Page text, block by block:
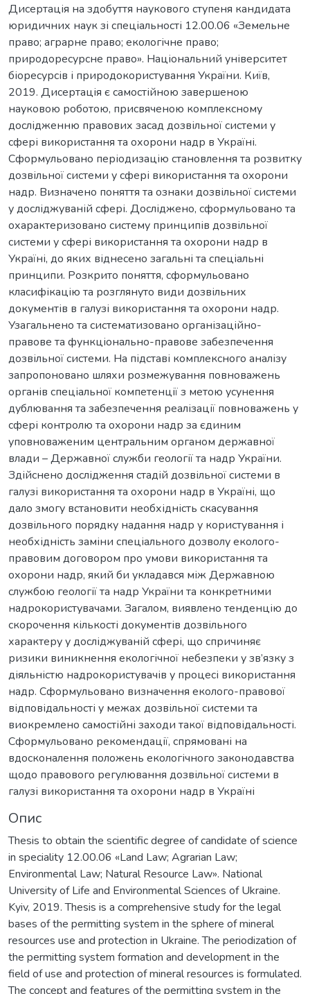
Дисертація на здобуття наукового ступеня кандидата
юридичних наук зі спеціальності 12.00.06 «Земельне
право; аграрне право; екологічне право;
природоресурсне право». Національний університет
біоресурсів і природокористування України. Київ,
2019. Дисертація є самостійною завершеною
науковою роботою, присвяченою комплексному
дослідженню правових засад дозвільної системи у
сфері використання та охорони надр в Україні.
Сформульовано періодизацію становлення та розвитку
дозвільної системи у сфері використання та охорони
надр. Визначено поняття та ознаки дозвільної системи
у досліджуваній сфері. Досліджено, сформульовано та
охарактеризовано систему принципів дозвільної
системи у сфері використання та охорони надр в
Україні, до яких віднесено загальні та спеціальні
принципи. Розкрито поняття, сформульовано
класифікацію та розглянуто види дозвільних
документів в галузі використання та охорони надр.
Узагальнено та систематизовано організаційно-
правове та функціонально-правове забезпечення
дозвільної системи. На підставі комплексного аналізу
запропоновано шляхи розмежування повноважень
органів спеціальної компетенції з метою усунення
дублювання та забезпечення реалізації повноважень у
сфері контролю та охорони надр за єдиним
уповноваженим центральним органом державної
влади – Державної служби геології та надр України.
Здійснено дослідження стадій дозвільної системи в
галузі використання та охорони надр в Україні, що
дало змогу встановити необхідність скасування
дозвільного порядку надання надр у користування і
необхідність заміни спеціального дозволу еколого-
правовим договором про умови використання та
охорони надр, який би укладався між Державною
службою геології та надр України та конкретними
надрокористувачами. Загалом, виявлено тенденцію до
скорочення кількості документів дозвільного
характеру у досліджуваній сфері, що спричиняє
ризики виникнення екологічної небезпеки у зв’язку з
діяльністю надрокористувачів у процесі використання
надр. Сформульовано визначення еколого-правової
відповідальності у межах дозвільної системи та
виокремлено самостійні заходи такої відповідальності.
Сформульовано рекомендації, спрямовані на
вдосконалення положень екологічного законодавства
щодо правового регулювання дозвільної системи в
галузі використання та охорони надр в Україні
Опис
Thesis to obtain the scientific degree of candidate of science
in speciality 12.00.06 «Land Law; Agrarian Law;
Environmental Law; Natural Resource Law». National
University of Life and Environmental Sciences of Ukraine.
Kyiv, 2019. Thesis is a comprehensive study for the legal
bases of the permitting system in the sphere of mineral
resources use and protection in Ukraine. The periodization of
the permitting system formation and development in the
field of use and protection of mineral resources is formulated.
The concept and features of the permitting system in the